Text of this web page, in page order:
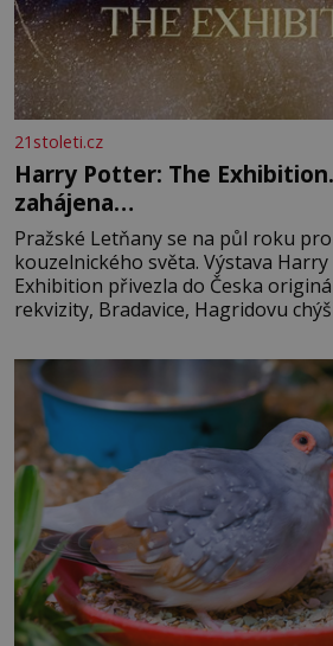
21stoleti.cz
Harry Potter: The
zahájena…
Pražské Letňany se na půl roku
kouzelnického světa. Výstava
Exhibition přivezla do Česka
rekvizity, Bradavice, Hagridovu